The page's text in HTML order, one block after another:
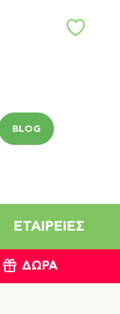
BLOG
ΑΓ
ΕΤΑΙΡΕΊΕΣ
ΔΏΡΑ